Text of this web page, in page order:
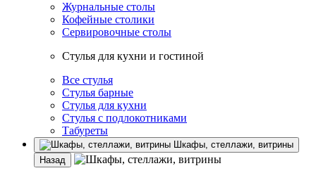
Журнальные столы
Кофейные столики
Сервировочные столы
Стулья для кухни и гостиной
Все стулья
Стулья барные
Стулья для кухни
Стулья с подлокотниками
Табуреты
Шкафы, стеллажи, витрины
Назад